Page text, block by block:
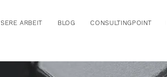
ARBEIT BLOG CONSULTINGPOINT